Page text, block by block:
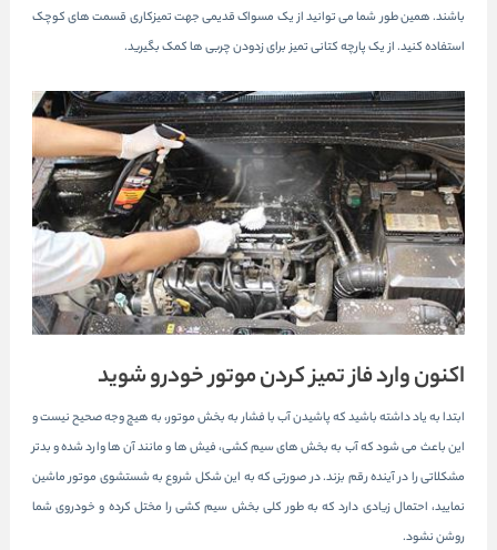
باشند. همین طور شما می توانید از یک مسواک قدیمی جهت تمیزکاری قسمت های کوچک
استفاده کنید. از یک پارچه کتانی تمیز برای زدودن چربی ها کمک بگیرید.
اکنون وارد فاز تمیز کردن موتور خودرو شوید
ابتدا به یاد داشته باشید که پاشیدن آب با فشار به بخش موتور، به هیچ وجه صحیح نیست و
این باعث می شود که آب به بخش های سیم کشی، فیش ها و مانند آن ها وارد شده و بدتر
مشکلاتی را در آینده رقم بزند. در صورتی که به این شکل شروع به شستشوی موتور ماشین
نمایید، احتمال زیادی دارد که به طور کلی بخش سیم کشی را مختل کرده و خودروی شما
روشن نشود.